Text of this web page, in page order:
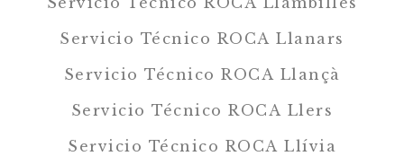
Servicio Técnico ROCA Llanars
Servicio Técnico ROCA Llançà
Servicio Técnico ROCA Llers
Servicio Técnico ROCA Llívia